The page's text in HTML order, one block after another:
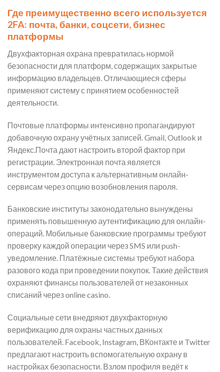
Где преимущественно всего используется
2FA: почта, банки, соцсети, бизнес
платформы
Двухфакторная охрана превратилась нормой
безопасности для платформ, содержащих закрытые
информацию владельцев. Отличающиеся сферы
применяют систему с принятием особенностей
деятельности.
Почтовые платформы интенсивно пропагандируют
добавочную охрану учётных записей. Gmail, Outlook и
Яндекс.Почта дают настроить второй фактор при
регистрации. Электронная почта является
инструментом доступа к альтернативным онлайн-
сервисам через опцию возобновления пароля.
Банковские институты законодательно вынуждены
применять повышенную аутентификацию для онлайн-
операций. Мобильные банковские программы требуют
проверку каждой операции через SMS или push-
уведомление. Платёжные системы требуют набора
разового кода при проведении покупок. Такие действия
охраняют финансы пользователей от незаконных
списаний через online casino.
Социальные сети внедряют двухфакторную
верификацию для охраны частных данных
пользователей. Facebook, Instagram, ВКонтакте и Twitter
предлагают настроить вспомогательную охрану в
настройках безопасности. Взлом профиля ведёт к